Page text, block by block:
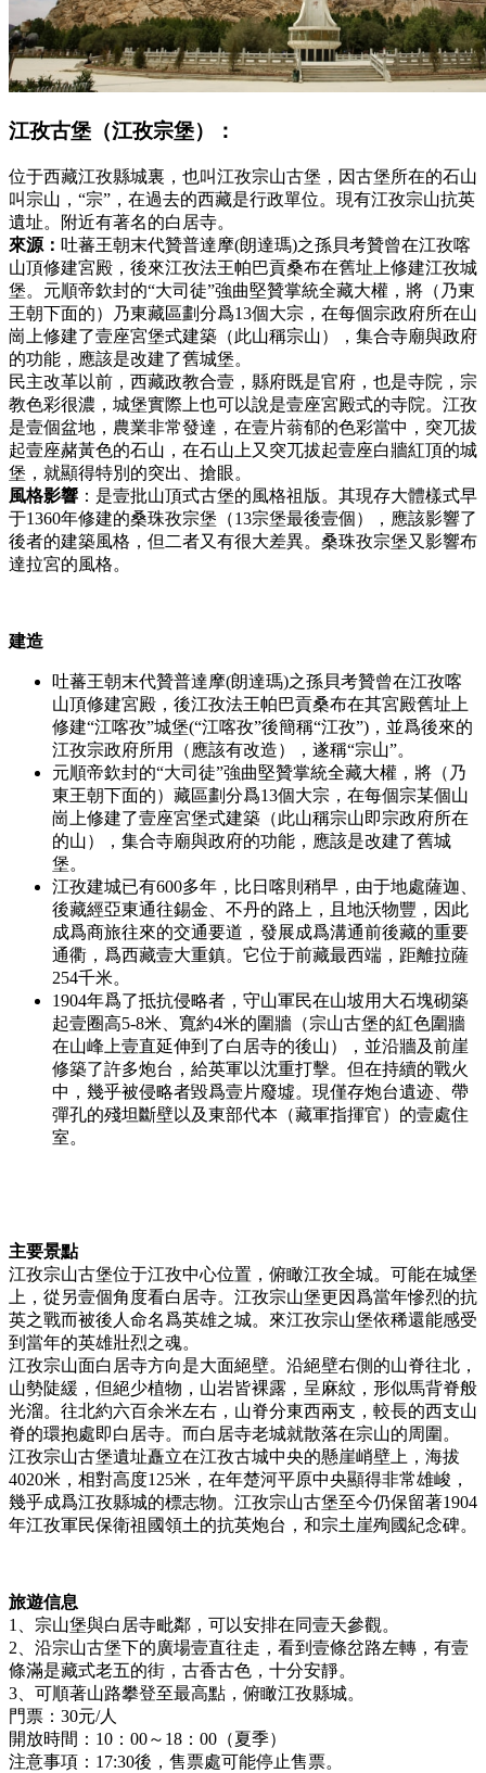
江孜古堡（江孜宗堡）：
位于西藏江孜縣城裏，也叫江孜宗山古堡，因古堡所在的石山
叫宗山，“宗”，在過去的西藏是行政單位。現有江孜宗山抗英
遺址。附近有著名的白居寺。
來源： 吐蕃王朝末代贊普達摩(朗達瑪)之孫貝考贊曾在江孜喀
山頂修建宮殿，後來江孜法王帕巴貢桑布在舊址上修建江孜城
堡。元順帝欽封的“大司徒”強曲堅贊掌統全藏大權，將（乃東
王朝下面的）乃東藏區劃分爲13個大宗，在每個宗政府所在山
崗上修建了壹座宮堡式建築（此山稱宗山），集合寺廟與政府
的功能，應該是改建了舊城堡。
民主改革以前，西藏政教合壹，縣府既是官府，也是寺院，宗
教色彩很濃，城堡實際上也可以說是壹座宮殿式的寺院。江孜
是壹個盆地，農業非常發達，在壹片蓊郁的色彩當中，突兀拔
起壹座赭黃色的石山，在石山上又突兀拔起壹座白牆紅頂的城
堡，就顯得特別的突出、搶眼。
風格影響 ：是壹批山頂式古堡的風格祖版。其現存大體樣式早
于1360年修建的桑珠孜宗堡（13宗堡最後壹個），應該影響了
後者的建築風格，但二者又有很大差異。桑珠孜宗堡又影響布
達拉宮的風格。
建造
吐蕃王朝末代贊普達摩(朗達瑪)之孫貝考贊曾在江孜喀
山頂修建宮殿，後江孜法王帕巴貢桑布在其宮殿舊址上
修建“江喀孜”城堡(“江喀孜”後簡稱“江孜”)，並爲後來的
江孜宗政府所用（應該有改造），遂稱“宗山”。
元順帝欽封的“大司徒”強曲堅贊掌統全藏大權，將（乃
東王朝下面的）藏區劃分爲13個大宗，在每個宗某個山
崗上修建了壹座宮堡式建築（此山稱宗山即宗政府所在
的山），集合寺廟與政府的功能，應該是改建了舊城
堡。
江孜建城已有600多年，比日喀則稍早，由于地處薩迦、
後藏經亞東通往錫金、不丹的路上，且地沃物豐，因此
成爲商旅往來的交通要道，發展成爲溝通前後藏的重要
通衢，爲西藏壹大重鎮。它位于前藏最西端，距離拉薩
254千米。
1904年爲了抵抗侵略者，守山軍民在山坡用大石塊砌築
起壹圈高5-8米、寬約4米的圍牆（宗山古堡的紅色圍牆
在山峰上壹直延伸到了白居寺的後山），並沿牆及前崖
修築了許多炮台，給英軍以沈重打擊。但在持續的戰火
中，幾乎被侵略者毀爲壹片廢墟。現僅存炮台遺迹、帶
彈孔的殘坦斷壁以及東部代本（藏軍指揮官）的壹處住
室。
主要景點
江孜宗山古堡位于江孜中心位置，俯瞰江孜全城。可能在城堡
上，從另壹個角度看白居寺。江孜宗山堡更因爲當年慘烈的抗
英之戰而被後人命名爲英雄之城。來江孜宗山堡依稀還能感受
到當年的英雄壯烈之魂。
江孜宗山面白居寺方向是大面絕壁。沿絕壁右側的山脊往北，
山勢陡緩，但絕少植物，山岩皆裸露，呈麻紋，形似馬背脊般
光溜。往北約六百余米左右，山脊分東西兩支，較長的西支山
脊的環抱處即白居寺。而白居寺老城就散落在宗山的周圍。
江孜宗山古堡遺址矗立在江孜古城中央的懸崖峭壁上，海拔
4020米，相對高度125米，在年楚河平原中央顯得非常雄峻，
幾乎成爲江孜縣城的標志物。江孜宗山古堡至今仍保留著1904
年江孜軍民保衛祖國領土的抗英炮台，和宗土崖殉國紀念碑。
旅遊信息
1、宗山堡與白居寺毗鄰，可以安排在同壹天參觀。
2、沿宗山古堡下的廣場壹直往走，看到壹條岔路左轉，有壹
條滿是藏式老五的街，古香古色，十分安靜。
3、可順著山路攀登至最高點，俯瞰江孜縣城。
門票：30元/人
開放時間：10：00～18：00（夏季）
注意事項：17:30後，售票處可能停止售票。